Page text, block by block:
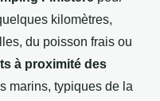
kilomètres,
du poisson frais ou
à proximité des
marins, typiques de la